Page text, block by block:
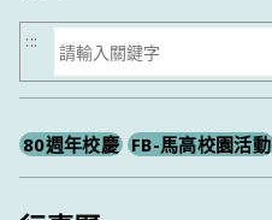
搜
尋
:::
80週年校慶 FB-馬高校園活動